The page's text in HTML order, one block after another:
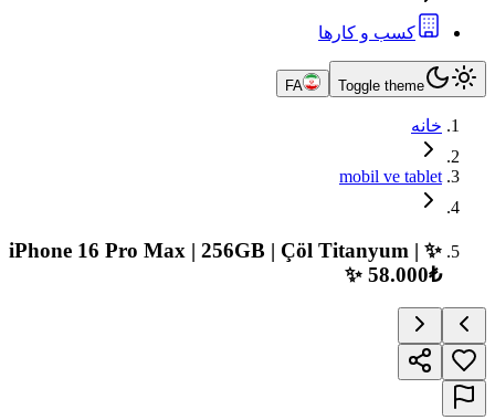
کسب و کارها
Toggle theme
FA
خانه
mobil ve tablet
✨ iPhone 16 Pro Max | 256GB | Çöl Titanyum |
58.000₺ ✨